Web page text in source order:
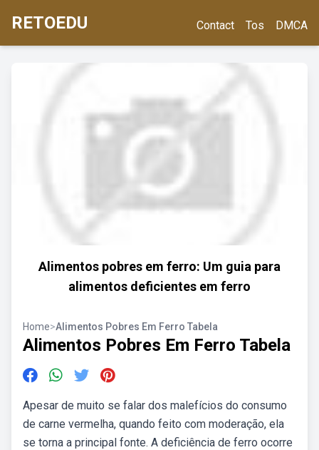
RETOEDU Contact Tos DMCA
Alimentos pobres em ferro: Um guia para
alimentos deficientes em ferro
Home>Alimentos Pobres Em Ferro Tabela
Alimentos Pobres Em Ferro Tabela
Apesar de muito se falar dos malefícios do consumo
de carne vermelha, quando feito com moderação, ela
se torna a principal fonte. A deficiência de ferro ocorre